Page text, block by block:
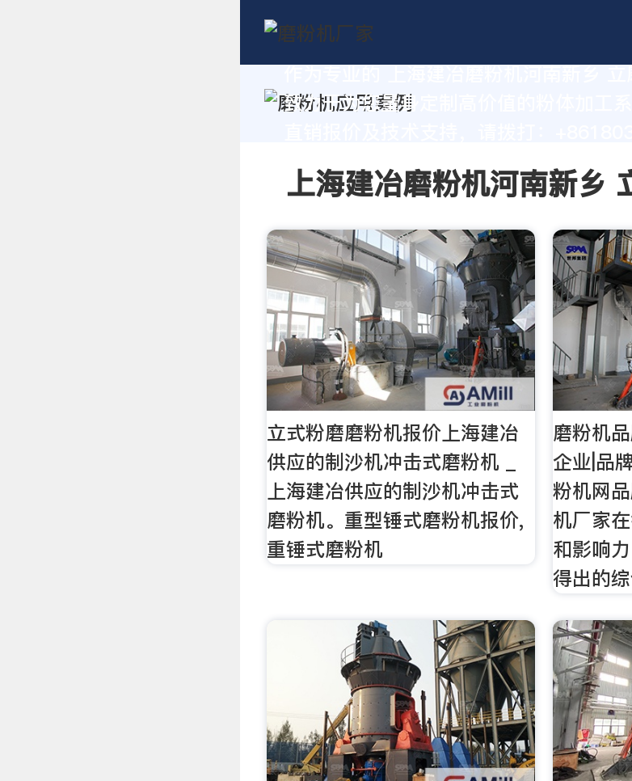
致力于为您量身定制高价值的粉体加工系
上海建冶磨粉机河南新乡
立式粉磨磨粉机报价上海建冶
供应的制沙机冲击式磨粉机 _
上海建冶供应的制沙机冲击式
磨粉机。重型锤式磨粉机报价,
重锤式磨粉机
磨粉机
企业|品
粉机网
机厂家
和影响
得出的